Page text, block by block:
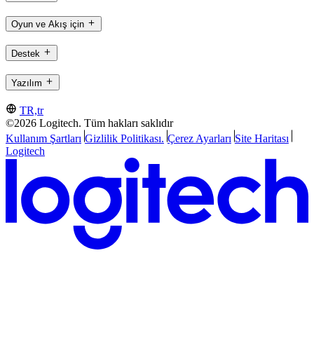
Oyun ve Akış için
Destek
Yazılım
TR,tr
©2026 Logitech. Tüm hakları saklıdır
Kullanım Şartları Gizlilik Politikası. Çerez Ayarları Site Haritası
Logitech